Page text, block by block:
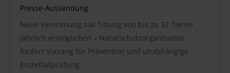
Presse-Aussendung
Neue Verordnung soll Tötung von bis zu 32 Tieren
jährlich ermöglichen – Naturschutzorganisation
fordert Vorrang für Prävention und unabhängige
Einzelfallprüfung